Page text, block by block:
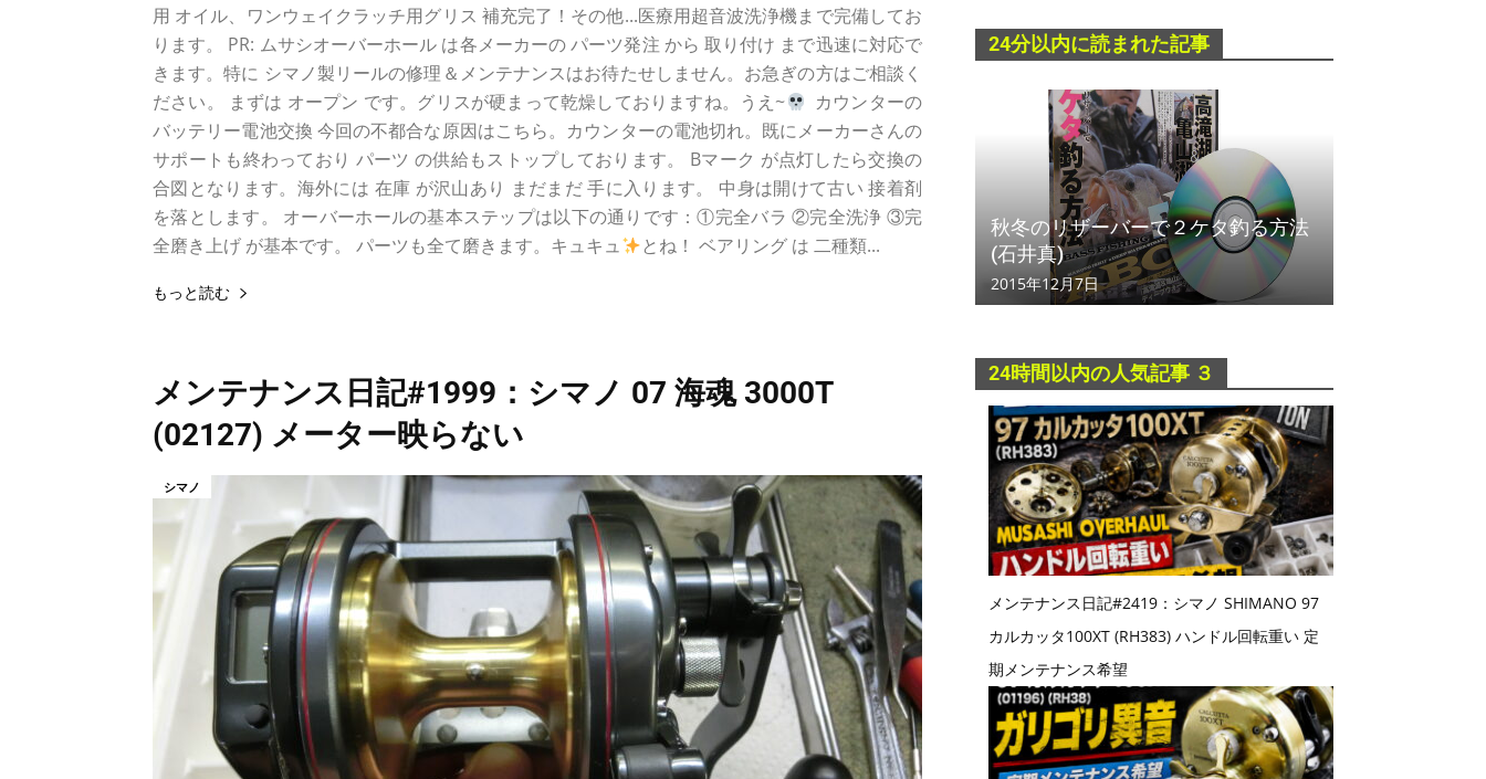
用 オイル、ワンウェイクラッチ用グリス 補充完了！その他...医療用超音波洗浄機まで完備してお
ります。 PR: ムサシオーバーホール は各メーカーの パーツ発注 から 取り付け まで迅速に対応で
きます。特に シマノ製リールの修理＆メンテナンスはお待たせしません。お急ぎの方はご相談く
ださい。 まずは オープン です。グリスが硬まって乾燥しておりますね。うえ~
カウンターの
バッテリー電池交換 今回の不都合な原因はこちら。カウンターの電池切れ。既にメーカーさんの
サポートも終わっており パーツ の供給もストップしております。 Bマーク が点灯したら交換の
合図となります。海外には 在庫 が沢山あり まだまだ 手に入ります。 中身は開けて古い 接着剤
を落とします。 オーバーホールの基本ステップは以下の通りです：①完全バラ ②完全洗浄 ③完
全磨き上げ が基本です。 パーツも全て磨きます。キュキュ
とね！ ベアリング は 二種類...
もっと読む
メンテナンス日記#1999：シマノ 07 海魂 3000T
(02127) メーター映らない
シマノ
24分以内に読まれた記事
秋冬のリザーバーで２ケタ釣る方法
(石井真)
2015年12月7日
24時間以内の人気記事 ３
メンテナンス日記#2419：シマノ SHIMANO 97
カルカッタ100XT (RH383) ハンドル回転重い 定
期メンテナンス希望